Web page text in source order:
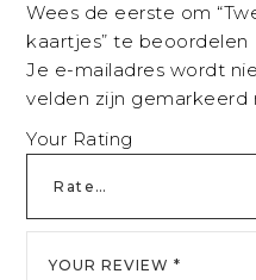
Wees de eerste om
kaartjes” te beoordelen
Je e-mailadres wordt
velden zijn gemarkeerd
Your Rating